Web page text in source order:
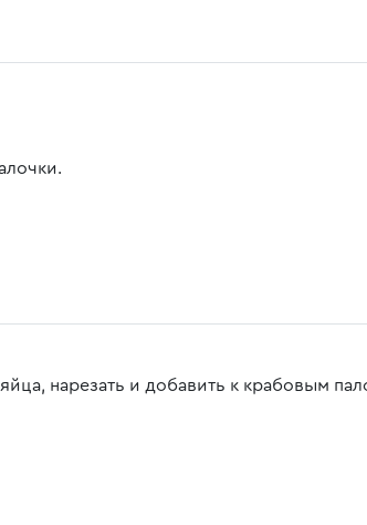
нарезать и добавить к крабовым